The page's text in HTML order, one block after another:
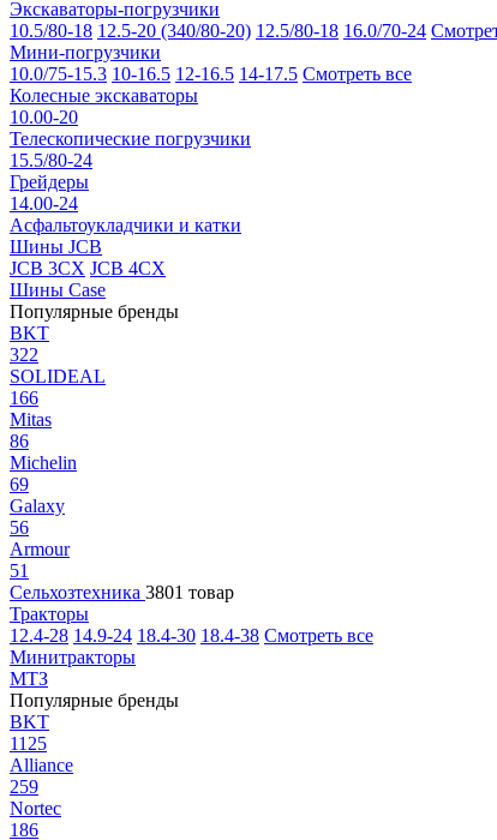
Экскаваторы-погрузчики
10.5/80-18 12.5-20 (340/80-20) 12.5/80-18 16.0/70-24
Мини-погрузчики
10.0/75-15.3 10-16.5 12-16.5 14-17.5 Смотреть все
Колесные экскаваторы
10.00-20
Телескопические погрузчики
15.5/80-24
Грейдеры
14.00-24
Асфальтоукладчики и катки
Шины JCB
JCB 3CX JCB 4CX
Шины Case
Популярные бренды
BKT
322
SOLIDEAL
166
Mitas
86
Michelin
69
Galaxy
56
Armour
51
Сельхозтехника 3801 товар
Тракторы
12.4-28 14.9-24 18.4-30 18.4-38 Смотреть все
Минитракторы
МТЗ
Популярные бренды
BKT
1125
Alliance
259
Nortec
186